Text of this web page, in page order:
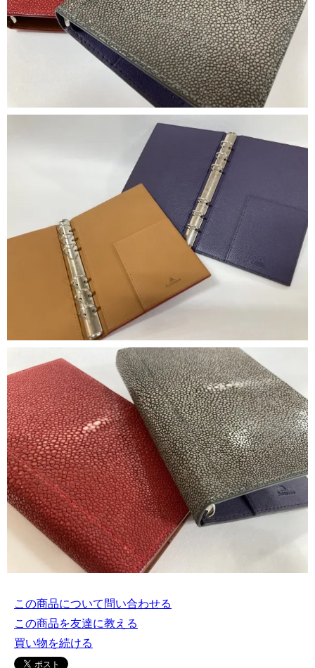
この商品について問い合わせる
この商品を友達に教える
買い物を続ける